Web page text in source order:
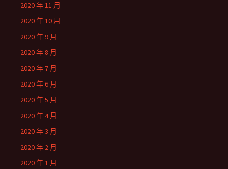
2020 年 11 月
2020 年 10 月
2020 年 9 月
2020 年 8 月
2020 年 7 月
2020 年 6 月
2020 年 5 月
2020 年 4 月
2020 年 3 月
2020 年 2 月
2020 年 1 月